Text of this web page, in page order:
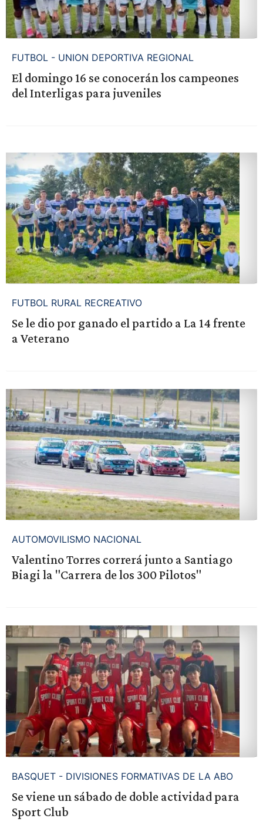
FUTBOL - UNION DEPORTIVA REGIONAL
El domingo 16 se conocerán los campeones
del Interligas para juveniles
FUTBOL RURAL RECREATIVO
Se le dio por ganado el partido a La 14 frente
a Veterano
AUTOMOVILISMO NACIONAL
Valentino Torres correrá junto a Santiago
Biagi la "Carrera de los 300 Pilotos"
BASQUET - DIVISIONES FORMATIVAS DE LA ABO
Se viene un sábado de doble actividad para
Sport Club